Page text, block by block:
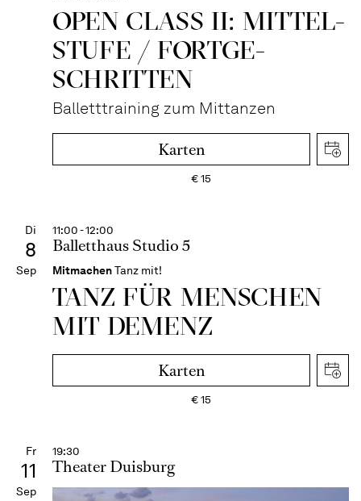
OPEN CLASS II: MITTEL­
STUFE / FORT­GE­
SCHRITTEN
Balletttraining zum Mittanzen
Karten
€15
Di
8
Sep
11:00 - 12:00
Balletthaus Studio 5
MitmachenTanz mit!
TANZ FÜR MENSCHEN
MIT DEMENZ
Karten
€15
Fr
11
Sep
19:30
Theater Duisburg